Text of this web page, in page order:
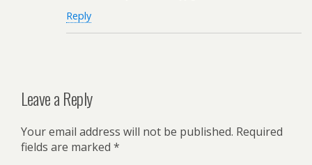
Reply
Leave a Reply
Your email address will not be published. Required
fields are marked *